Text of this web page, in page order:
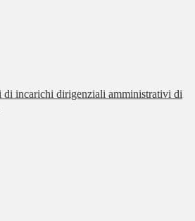
di incarichi dirigenziali amministrativi di